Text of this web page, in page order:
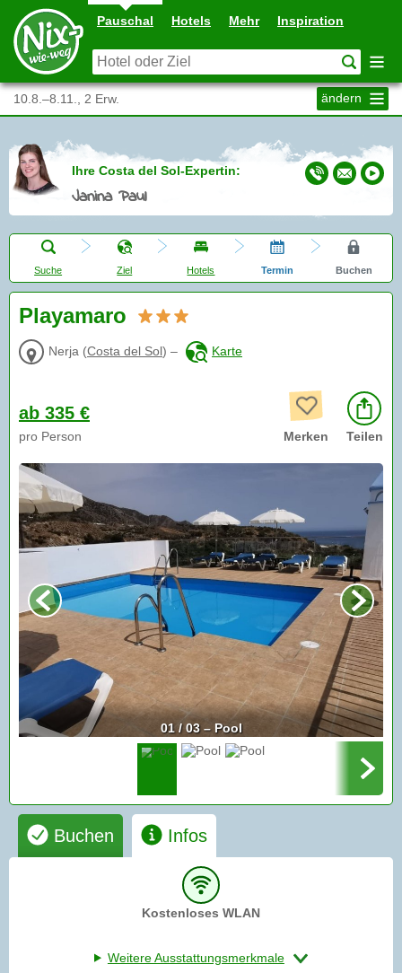
Pauschal Hotels Mehr Inspiration
10.8.–8.11., 2 Erw. ändern
Ihre Costa del Sol-Expertin:
Janina Paul
Suche Ziel Hotels Termin Buchen
Playamaro
Nerja (Costa del Sol) – Karte
ab 335 €
pro Person Merken Teilen
01 / 03 – Pool
Buchen Infos
Kostenloses WLAN
Weitere Ausstattungsmerkmale